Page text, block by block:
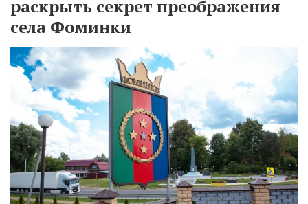
раскрыть секрет преображения
села Фоминки